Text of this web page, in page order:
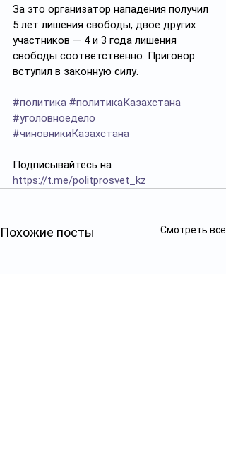
За это организатор нападения получил
5 лет лишения свободы, двое других
участников — 4 и 3 года лишения
свободы соответственно. Приговор
вступил в законную силу.
#политика #политикаКазахстана
#уголовноедело
#чиновникиКазахстана
Подписывайтесь на
https://t.me/politprosvet_kz
Похожие посты Смотреть все